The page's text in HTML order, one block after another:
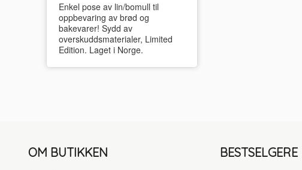
Enkel pose av lin/bomull til
oppbevaring av brød og
bakevarer! Sydd av
overskuddsmaterialer, Limited
Edition. Laget i Norge.
OM BUTIKKEN BESTSELGERE